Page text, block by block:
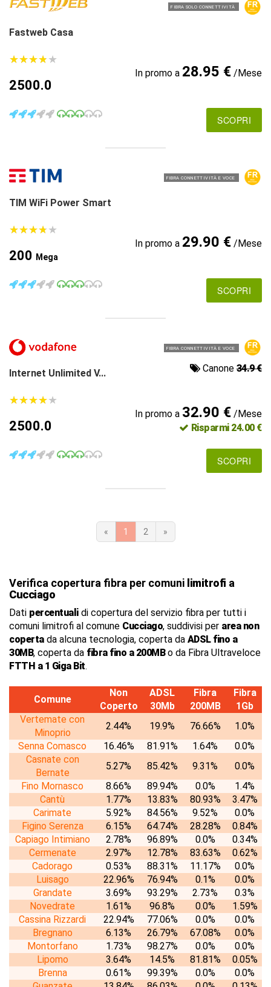
FIBRA SOLO CONNETTIVITÀ
Fastweb Casa
★★★★★
★★★★★
2500.0
In promo a 28.95 €/Mese
SCOPRI
FIBRA CONNETTIVITÀ E VOCE
TIM WiFi Power Smart
★★★★★
★★★★★
200 Mega
In promo a 29.90 €/Mese
SCOPRI
FIBRA CONNETTIVITÀ E VOCE
Internet Unlimited V... Canone 34.9 €
★★★★★
★★★★★
2500.0
In promo a 32.90 €/Mese
Risparmi 24.00 €
SCOPRI
« 1 2 »
Verifica copertura fibra per comuni limitrofi a
Cucciago
Dati percentualidi copertura del servizio fibra per tutti i
comuni limitrofi al comune Cucciago, suddivisi per area non
copertada alcuna tecnologia, coperta da ADSL fino a
30MB, coperta da fibra fino a 200MBo da Fibra Ultraveloce
FTTH a 1 Giga Bit.
Comune
Non
Coperto
ADSL
30Mb
Fibra
200MB
Fibra
1Gb
Vertemate con
Minoprio
2.44% 19.9% 76.66%
1.0%
Senna Comasco
16.46% 81.91% 1.64%
0.0%
Casnate con
Bernate
5.27% 85.42% 9.31%
0.0%
Fino Mornasco
8.66% 89.94% 0.0%
1.4%
Cantù
1.77% 13.83% 80.93%
3.47%
Carimate
5.92% 84.56% 9.52%
0.0%
Figino Serenza
6.15% 64.74% 28.28%
0.84%
Capiago Intimiano
2.78% 96.89% 0.0%
0.34%
Cermenate
2.97% 12.78% 83.63%
0.62%
Cadorago
0.53% 88.31% 11.17%
0.0%
Luisago
22.96% 76.94% 0.1%
0.0%
Grandate
3.69% 93.29% 2.73%
0.3%
Novedrate
1.61% 96.8% 0.0%
1.59%
Cassina Rizzardi
22.94% 77.06% 0.0%
0.0%
Bregnano
6.13% 26.79% 67.08%
0.0%
Montorfano
1.73% 98.27% 0.0%
0.0%
Lipomo
3.64% 14.5% 81.81%
0.05%
Brenna
0.61% 99.39% 0.0%
0.0%